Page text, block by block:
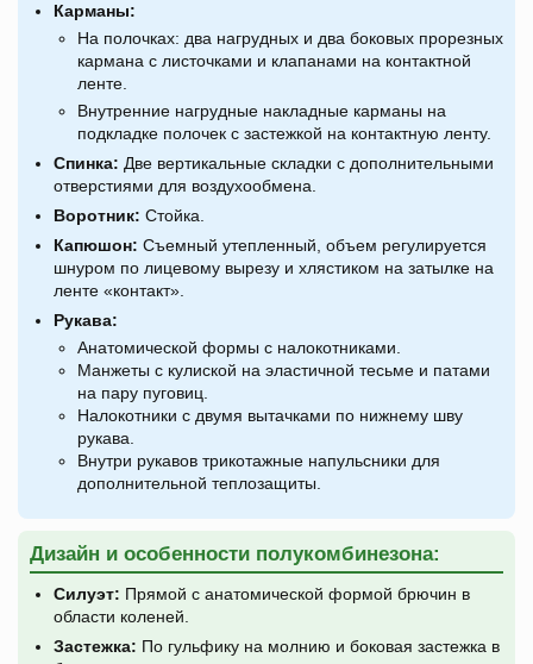
Карманы:
На полочках: два нагрудных и два боковых прорезных
кармана с листочками и клапанами на контактной
ленте.
Внутренние нагрудные накладные карманы на
подкладке полочек с застежкой на контактную ленту.
Спинка: Две вертикальные складки с дополнительными
отверстиями для воздухообмена.
Воротник: Стойка.
Капюшон: Съемный утепленный, объем регулируется
шнуром по лицевому вырезу и хлястиком на затылке на
ленте «контакт».
Рукава:
Анатомической формы с налокотниками.
Манжеты с кулиской на эластичной тесьме и патами
на пару пуговиц.
Налокотники с двумя вытачками по нижнему шву
рукава.
Внутри рукавов трикотажные напульсники для
дополнительной теплозащиты.
Дизайн и особенности полукомбинезона:
Силуэт: Прямой с анатомической формой брючин в
области коленей.
Застежка: По гульфику на молнию и боковая застежка в